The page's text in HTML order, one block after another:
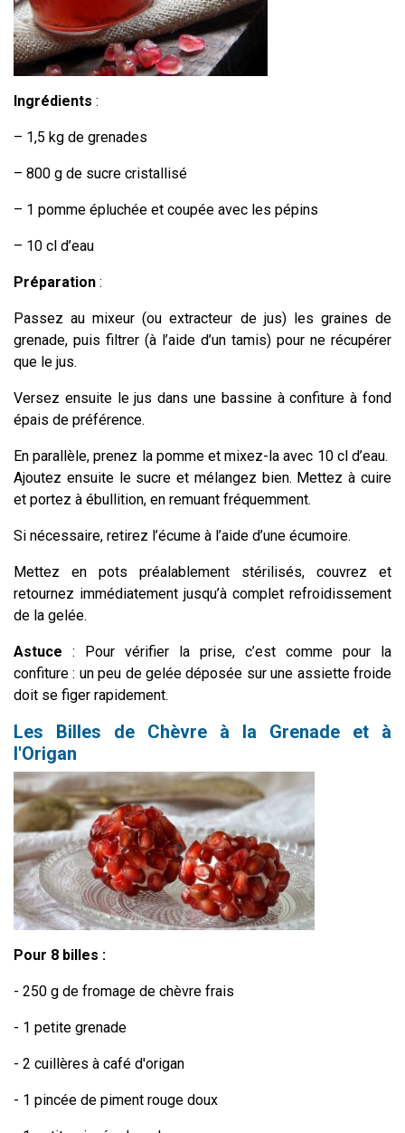
Ingrédients :
– 1,5 kg de grenades
– 800 g de sucre cristallisé
– 1 pomme épluchée et coupée avec les pépins
– 10 cl d’eau
Préparation :
Passez au mixeur (ou extracteur de jus) les graines de
grenade, puis filtrer (à l’aide d’un tamis) pour ne récupérer
que le jus.
Versez ensuite le jus dans une bassine à confiture à fond
épais de préférence.
En parallèle, prenez la pomme et mixez-la avec 10 cl d’eau.
Ajoutez ensuite le sucre et mélangez bien. Mettez à cuire
et portez à ébullition, en remuant fréquemment.
Si nécessaire, retirez l’écume à l’aide d’une écumoire.
Mettez en pots préalablement stérilisés, couvrez et
retournez immédiatement jusqu’à complet refroidissement
de la gelée.
Astuce : Pour vérifier la prise, c’est comme pour la
confiture : un peu de gelée déposée sur une assiette froide
doit se figer rapidement.
Les Billes de Chèvre à la Grenade et à
l'Origan
Pour 8 billes :
- 250 g de fromage de chèvre frais
- 1 petite grenade
- 2 cuillères à café d'origan
- 1 pincée de piment rouge doux